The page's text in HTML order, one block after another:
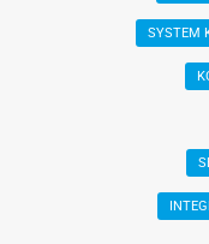
SYSTEM